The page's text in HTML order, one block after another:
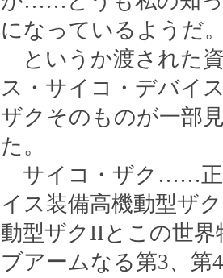
になっているようだ
というか渡された
ス・サイコ・デバイ
ザクそのものが一部
た。
サイコ・ザク……正
イス装備高機動型ザ
動型ザクIIとこの世
ブアームなる第3、